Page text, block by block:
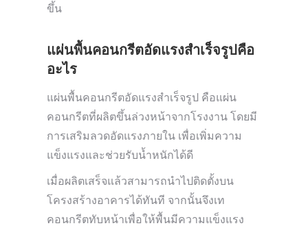
ขึ้น
แผ่นพื้นคอนกรีตอัดแรงสำเร็จรูปคือ
อะไร
แผ่นพื้นคอนกรีตอัดแรงสำเร็จรูป คือแผ่น
คอนกรีตที่ผลิตขึ้นล่วงหน้าจากโรงงาน โดยมี
การเสริมลวดอัดแรงภายใน เพื่อเพิ่มความ
แข็งแรงและช่วยรับน้ำหนักได้ดี
เมื่อผลิตเสร็จแล้วสามารถนำไปติดตั้งบน
โครงสร้างอาคารได้ทันที จากนั้นจึงเท
คอนกรีตทับหน้าเพื่อให้พื้นมีความแข็งแรง